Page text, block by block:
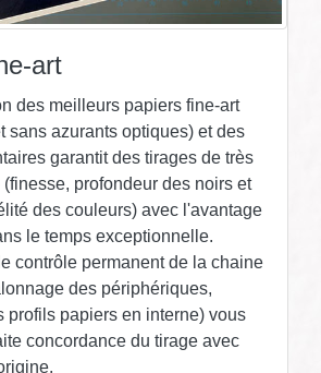
art
des meilleurs papiers fine-art
sans azurants optiques) et des
garantit des tirages de très
profondeur des noirs et
des couleurs) avec l'avantage
le temps exceptionnelle.
contrôle permanent de la chaine
des périphériques,
profils papiers en interne) vous
concordance du tirage avec